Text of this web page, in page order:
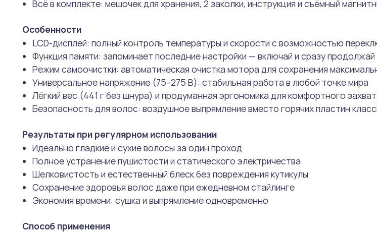
Всё в комплекте: мешочек для хранения, 2 заколки, инструкция и съёмный
Особенности
LCD-дисплей: полный контроль температуры и скорости с возможностью
Функция памяти: запоминает последние настройки — включай и сразу продолжай
Режим самоочистки: автоматическая очистка мотора для сохранения
Универсальное напряжение (75–275 В): стабильная работа в любой точке мира
Лёгкий вес (441 г без шнура) и продуманная эргономика для комфортного
Безопасность для волос: воздушное выпрямление вместо горячих пластин
Результаты при регулярном использовании
Идеально гладкие и сухие волосы за один проход
Полное устранение пушистости и статического электричества
Шелковистость и естественный блеск без повреждения кутикулы
Сохранение здоровья волос даже при ежедневном стайлинге
Экономия времени: сушка и выпрямление одновременно
Способ применения